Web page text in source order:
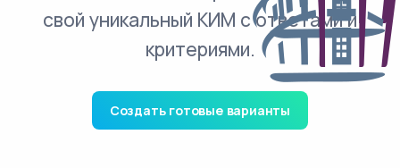
свой уникальный КИМ с ответами и
критериями.
Создать готовые варианты